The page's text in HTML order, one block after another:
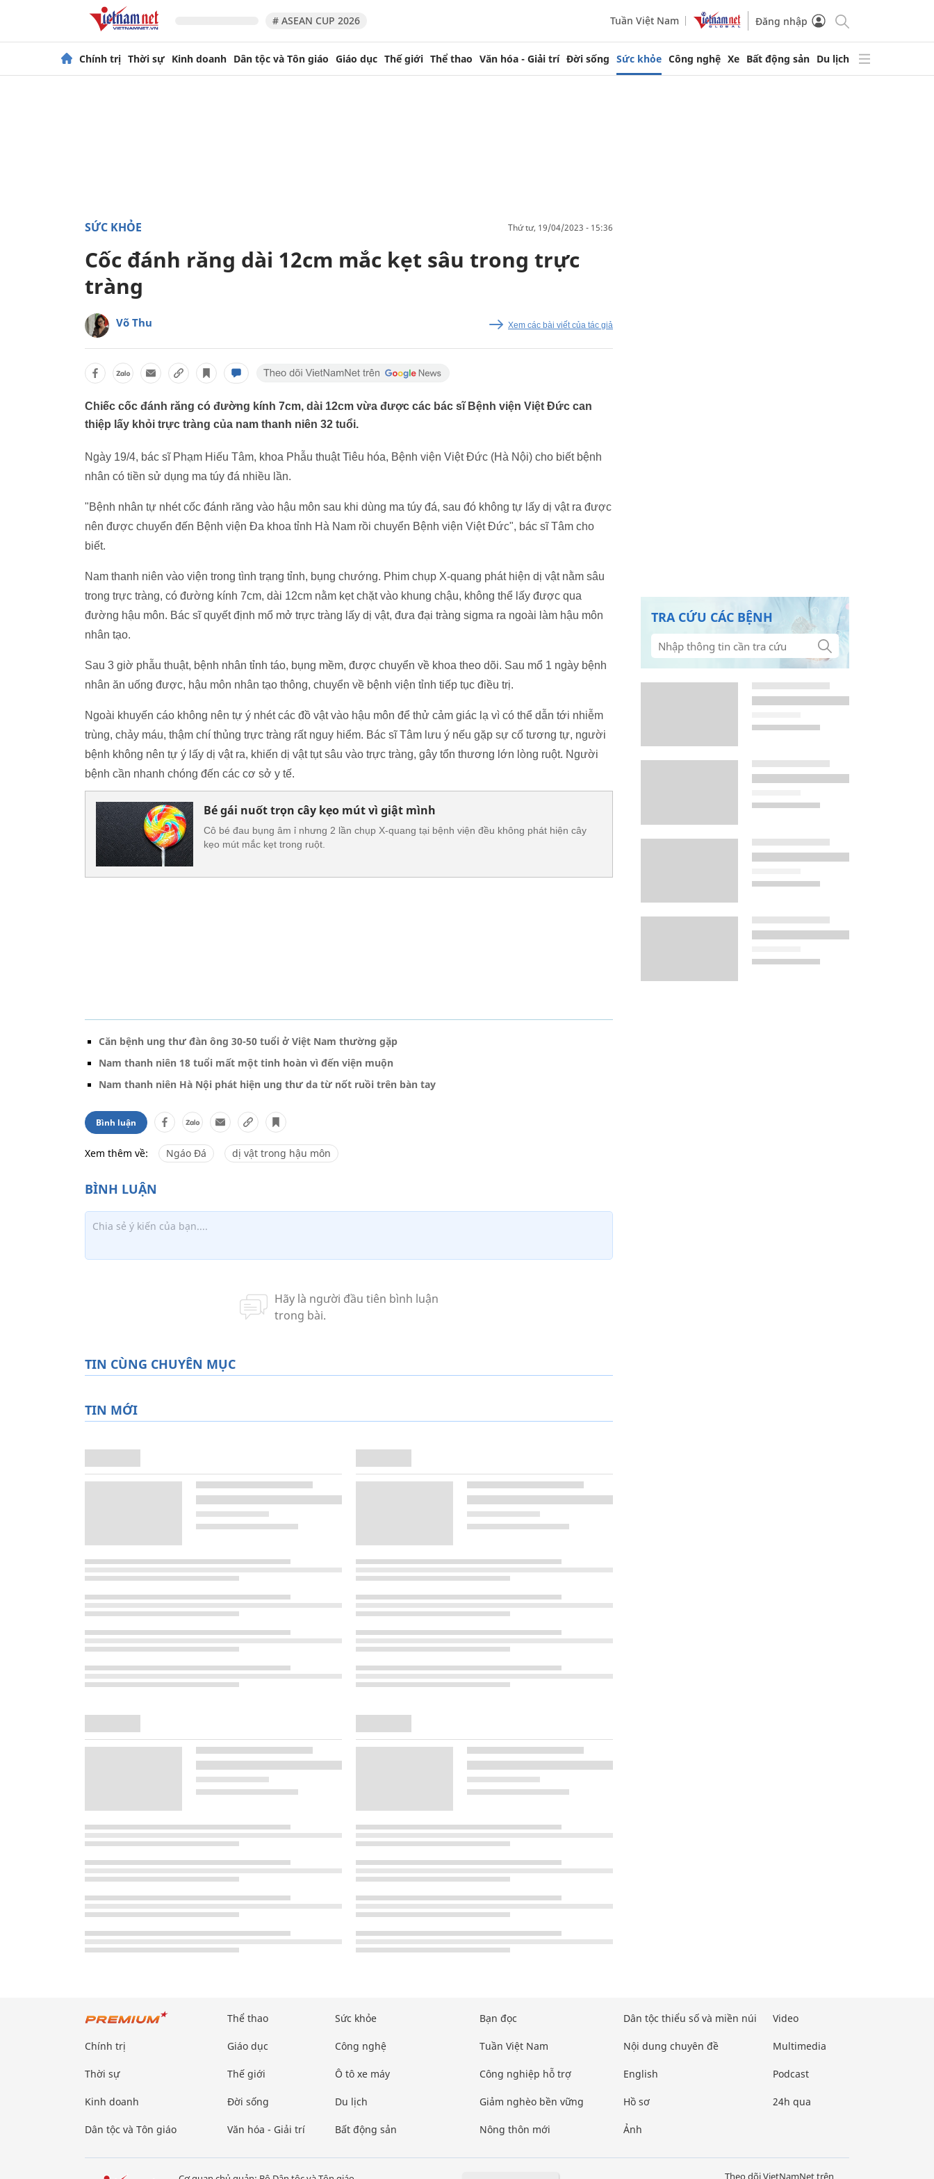
# ASEAN CUP 2026 Tuần Việt Nam Đăng nhập
Chính trị Thời sự Kinh doanh Dân tộc và Tôn giáo Giáo dục Thế giới Thể thao Văn hóa - Giải trí Đời sống Sức khỏe Công nghệ Xe Bất động sản Du lịch
SỨC KHỎE thứ tư, 19/04/2023 - 15:36
Cốc đánh răng dài 12cm mắc kẹt sâu trong trực
tràng
Võ Thu Xem các bài viết của tác giả
Chiếc cốc đánh răng có đường kính 7cm, dài 12cm vừa được các bác sĩ Bệnh viện Việt Đức can
thiệp lấy khỏi trực tràng của nam thanh niên 32 tuổi.
Ngày 19/4, bác sĩ Phạm Hiếu Tâm, khoa Phẫu thuật Tiêu hóa, Bệnh viện Việt Đức (Hà Nội) cho biết bệnh
nhân có tiền sử dụng ma túy đá nhiều lần.
"Bệnh nhân tự nhét cốc đánh răng vào hậu môn sau khi dùng ma túy đá, sau đó không tự lấy dị vật ra được
nên được chuyển đến Bệnh viện Đa khoa tỉnh Hà Nam rồi chuyển Bệnh viện Việt Đức", bác sĩ Tâm cho
biết.
Nam thanh niên vào viện trong tình trạng tỉnh, bụng chướng. Phim chụp X-quang phát hiện dị vật nằm sâu
trong trực tràng, có đường kính 7cm, dài 12cm nằm kẹt chặt vào khung chậu, không thể lấy được qua
đường hậu môn. Bác sĩ quyết định mổ mở trực tràng lấy dị vật, đưa đại tràng sigma ra ngoài làm hậu môn
nhân tạo.
Sau 3 giờ phẫu thuật, bệnh nhân tỉnh táo, bụng mềm, được chuyển về khoa theo dõi. Sau mổ 1 ngày bệnh
nhân ăn uống được, hậu môn nhân tạo thông, chuyển về bệnh viện tỉnh tiếp tục điều trị.
Ngoài khuyến cáo không nên tự ý nhét các đồ vật vào hậu môn để thử cảm giác lạ vì có thể dẫn tới nhiễm
trùng, chảy máu, thậm chí thủng trực tràng rất nguy hiểm. Bác sĩ Tâm lưu ý nếu gặp sự cố tương tự, người
bệnh không nên tự ý lấy dị vật ra, khiến dị vật tụt sâu vào trực tràng, gây tổn thương lớn lòng ruột. Người
bệnh cần nhanh chóng đến các cơ sở y tế.
Bé gái nuốt trọn cây kẹo mút vì giật mình
Cô bé đau bụng âm ỉ nhưng 2 lần chụp X-quang tại bệnh viện đều không phát hiện cây
kẹo mút mắc kẹt trong ruột.
TRA CỨU CÁC BỆNH
Căn bệnh ung thư đàn ông 30-50 tuổi ở Việt Nam thường gặp
Nam thanh niên 18 tuổi mất một tinh hoàn vì đến viện muộn
Nam thanh niên Hà Nội phát hiện ung thư da từ nốt ruồi trên bàn tay
Bình luận
Xem thêm về: Ngáo Đá dị vật trong hậu môn
TIN CÙNG CHUYÊN MỤC
TIN MỚI
Chính trị
Thời sự
Kinh doanh
Dân tộc và Tôn giáo
Thể thao
Giáo dục
Thế giới
Đời sống
Văn hóa - Giải trí
Sức khỏe
Công nghệ
Ô tô xe máy
Du lịch
Bất động sản
Bạn đọc
Tuần Việt Nam
Công nghiệp hỗ trợ
Giảm nghèo bền vững
Nông thôn mới
Dân tộc thiểu số và miền núi
Nội dung chuyên đề
English
Hồ sơ
Ảnh
Video
Multimedia
Podcast
24h qua
Theo dõi VietNamNet trên